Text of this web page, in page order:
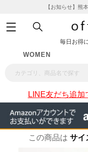
【お知らせ】熊
毎日お得
WOMEN
LINE友だち追加
この商品は サイ